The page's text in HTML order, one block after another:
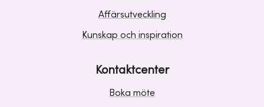
Affärsutveckling
Kunskap och inspiration
Kontaktcenter
Boka möte